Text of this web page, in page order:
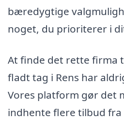
bæredygtige
noget, du prioriterer i
At finde det rette firma
fladt tag i Rens har
Vores platform gør det
indhente flere tilbud fra